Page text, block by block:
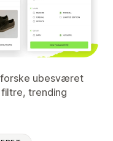
ubesværet
trending